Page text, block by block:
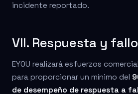
incidente reportado.
VII. Respuesta y
EYOU realizará esfuerzos
para proporcionar un mínimo del
de desempeño de respuesta a